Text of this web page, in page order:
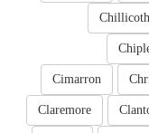
Cimarron
Claremore